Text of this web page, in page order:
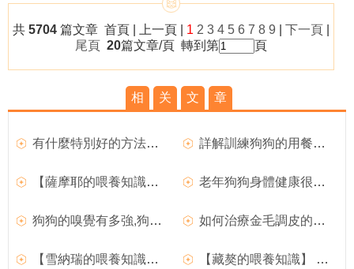
共 5704 篇文章 首頁 | 上一頁 | 1 2 3 4 5 6 7 8 9 下一頁
尾頁 20篇文章/頁 轉到第 頁
相 关 文 章
有什麼特別好的方法飼養金毛幼犬？ 詳解訓練狗狗的用餐禮儀,狗狗為什麼會一直轉圈圈
【薩摩耶的喂養知識】 薩摩耶除了吃狗糧還能吃什麼 老年狗狗身體健康很重要,狗狗為什麼老是放屁
狗狗的嗅覺有多強,狗狗急性中暑怎麼辦 如何治療金毛調皮的毛病 金毛犬養護常識
【雪納瑞的喂養知識】 雪納瑞幼犬所需的營養 【藏獒的喂養知識】 藏獒撲到七旬老人導致腦出血做開顱手術